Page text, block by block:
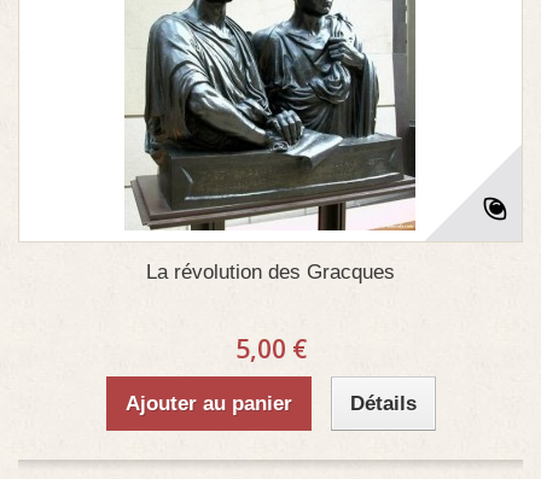
La révolution des Gracques
5,00 €
Ajouter au panier Détails